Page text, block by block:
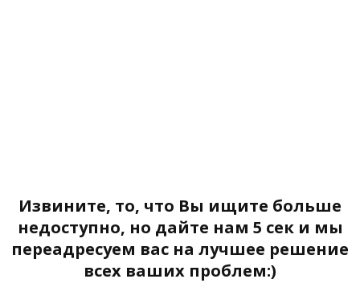
Извините, то, что Вы ищите больше
недоступно, но дайте нам 5 сек и мы
переадресуем вас на лучшее решение
всех ваших проблем:)